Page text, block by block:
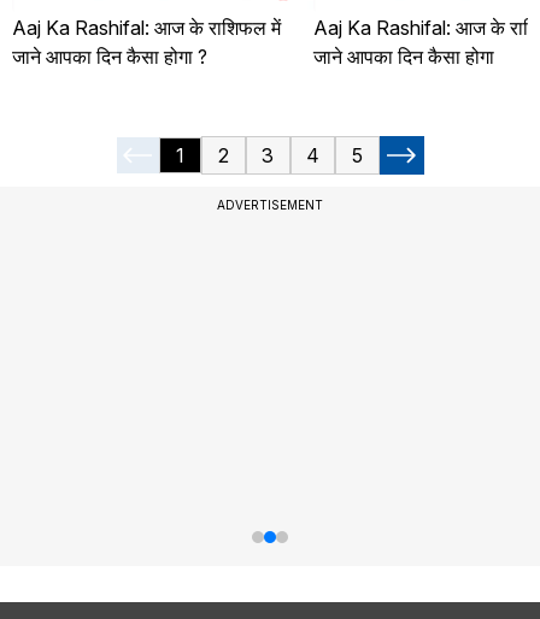
Aaj Ka Rashifal: आज के राशिफल में
जाने आपका दिन कैसा होगा ?
Aaj Ka Rashifal: आज के
जाने आपका दिन कैसा होगा
1 2 3 4 5
ADVERTISEMENT